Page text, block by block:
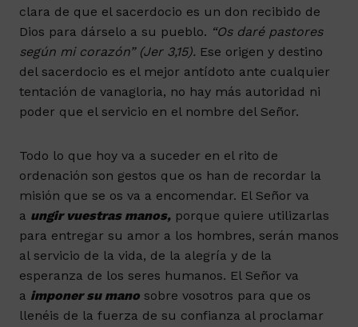
clara de que el sacerdocio es un don recibido de
Dios para dárselo a su pueblo. “Os daré pastores
según mi corazón” (Jer 3,15). Ese origen y destino
del sacerdocio es el mejor antídoto ante cualquier
tentación de vanagloria, no hay más autoridad ni
poder que el servicio en el nombre del Señor.
Todo lo que hoy va a suceder en el rito de
ordenación son gestos que os han de recordar la
misión que se os va a encomendar. El Señor va
a ungir vuestras manos,porque quiere utilizarlas
para entregar su amor a los hombres, serán manos
al servicio de la vida, de la alegría y de la
esperanza de los seres humanos. El Señor va
a imponer su manosobre vosotros para que os
llenéis de la fuerza de su confianza al proclamar